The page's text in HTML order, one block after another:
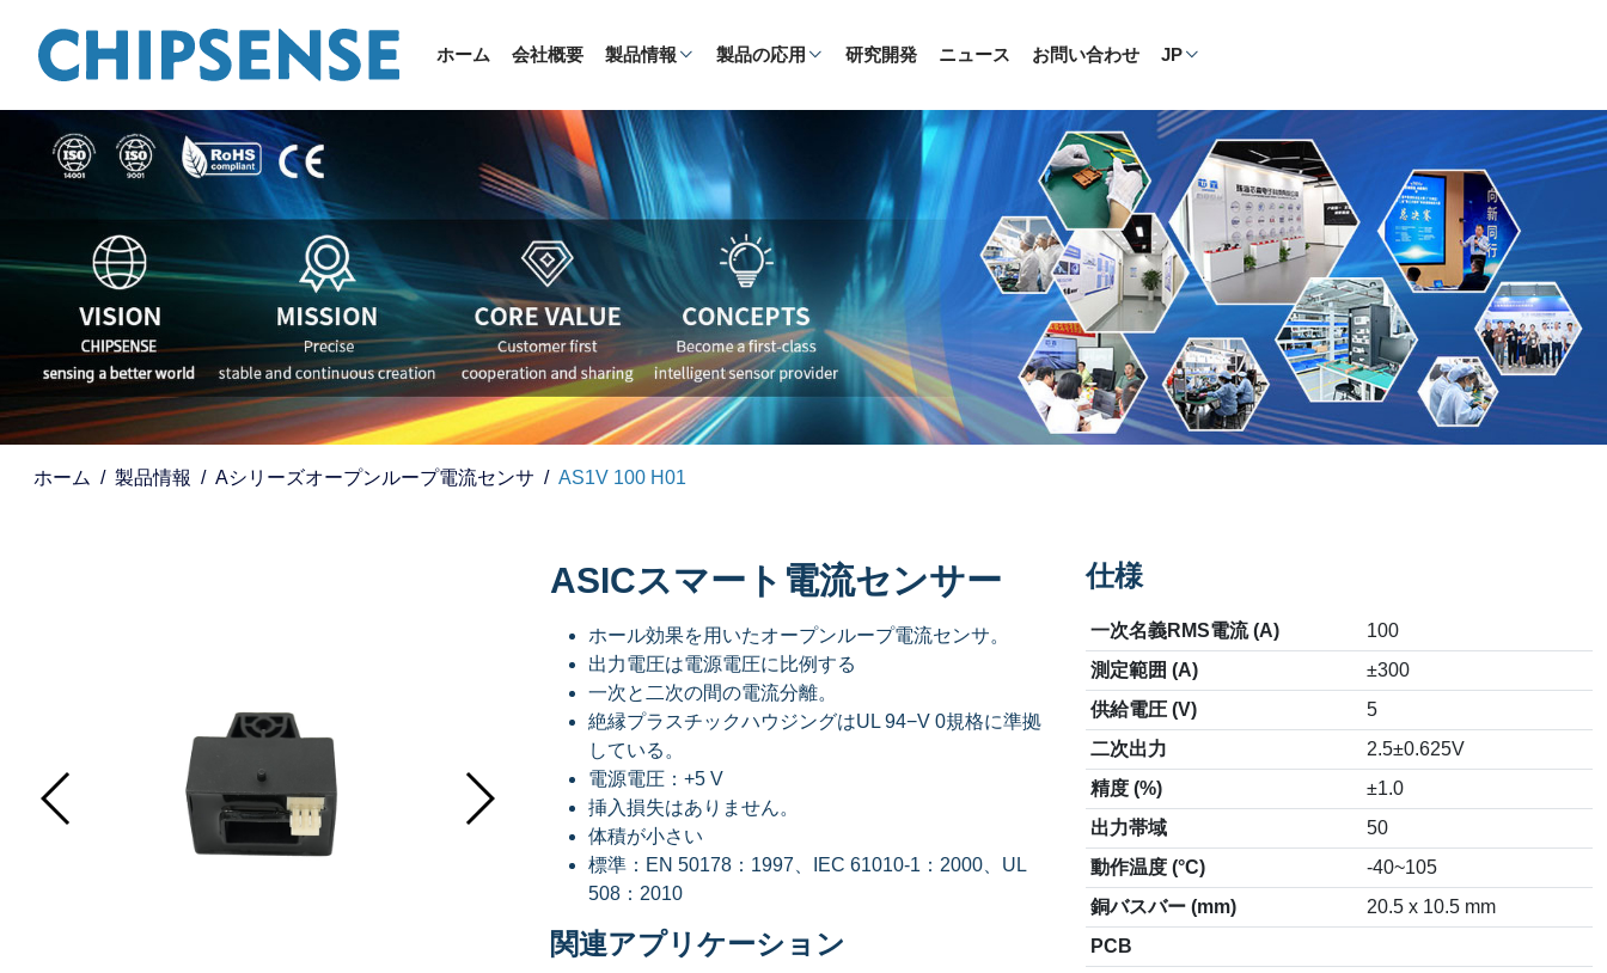
ホーム 会社概要 製品情報 製品の応用 研究開発 ニュース お問い合わせ JP
ホーム 製品情報 Aシリーズオープンループ電流センサ AS1V 100 H01
ASICスマート電流センサー
ホール効果を用いたオープンループ電流センサ。
出力電圧は電源電圧に比例する
一次と二次の間の電流分離。
絶縁プラスチックハウジングはUL 94−V 0規格に準拠
している。
電源電圧：+5 V
挿入損失はありません。
体積が小さい
標準：EN 50178：1997、IEC 61010-1：2000、UL
508：2010
関連アプリケーション
仕様
一次名義RMS電流 (A)
100
測定範囲 (A)
±300
供給電圧 (V)
5
二次出力
2.5±0.625V
精度 (%)
±1.0
出力帯域
50
動作温度 (°C)
-40~105
銅バスバー (mm)
20.5 x 10.5 mm
PCB